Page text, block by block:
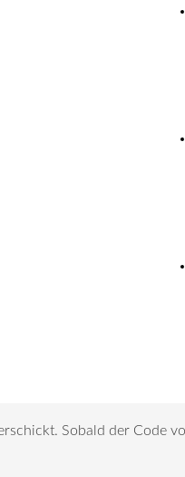
Sobald der Code